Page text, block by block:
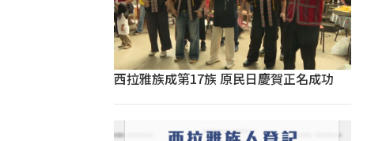
西拉雅族成第17族 原民日慶賀正名成功